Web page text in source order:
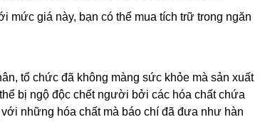
mức giá này, bạn có thể mua tích trữ trong ngăn
tổ chức đã không màng sức khỏe mà sản xuất
bị ngộ độc chết người bởi các hóa chất chứa
những hóa chất mà báo chí đã đưa như hàn